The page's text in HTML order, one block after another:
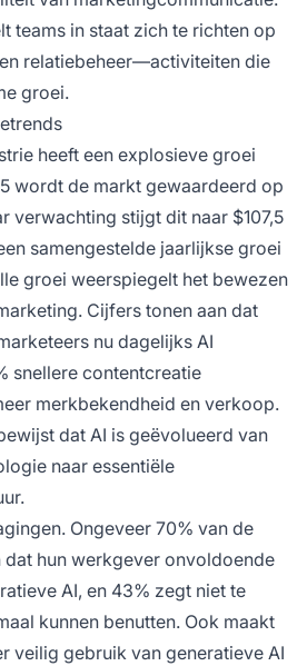
teams in staat zich te richten op
relatiebeheer—activiteiten die
groei.
heeft een explosieve groei
wordt de markt gewaardeerd op
verwachting stijgt dit naar $107,5
samengestelde jaarlijkse groei
groei weerspiegelt het bewezen
Cijfers tonen aan dat
nu dagelijks AI
snellere contentcreatie
merkbekendheid en verkoop.
dat AI is geëvolueerd van
naar essentiële
Ongeveer 70% van de
dat hun werkgever onvoldoende
AI, en 43% zegt niet te
kunnen benutten. Ook maakt
veilig gebruik van generatieve AI